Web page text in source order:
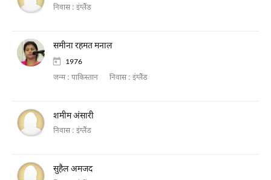
निवास : इंग्लैंड
समीना रहमत मनाल
1976
जन्म : पाकिस्तान निवास : इंग्लैंड
शमीम अंसारी
निवास : इंग्लैंड
सुहैल अमजद